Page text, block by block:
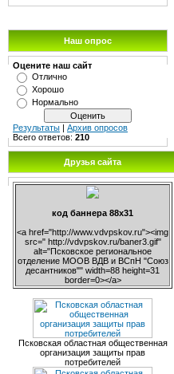
Наш опрос
Оцените наш сайт
Отлично
Хорошо
Нормально
Результаты | Архив опросов
Всего ответов: 210
Друзья сайта
код баннера 88х31
<a href="http://www.vdvpskov.ru"><img
src=" http://vdvpskov.ru/baner3.gif"
alt="Псковское региональное
отделение МООВ ВДВ и ВСпН "Союз
десантников"" width=88 height=31
border=0></a>
Псковская областная общественная
организация защиты прав
потребителей